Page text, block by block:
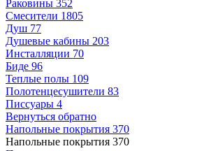
Раковины 352
Смесители 1805
Душ 77
Душевые кабины 203
Инсталляции 70
Биде 96
Теплые полы 109
Полотенцесушители 83
Писсуары 4
Вернуться обратно
Напольные покрытия 370
Напольные покрытия 370